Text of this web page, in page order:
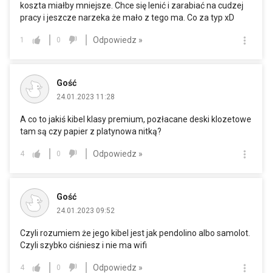
koszta miałby mniejsze. Chce się lenić i zarabiać na cudzej
pracy i jeszcze narzeka że mało z tego ma. Co za typ xD
1 0 Odpowiedz »
Gość
24.01.2023 11:28
A co to jakiś kibel klasy premium, pozłacane deski klozetowe
tam są czy papier z platynowa nitką?
4 0 Odpowiedz »
Gość
24.01.2023 09:52
Czyli rozumiem że jego kibel jest jak pendolino albo samolot.
Czyli szybko ciśniesz i nie ma wifi
4 0 Odpowiedz »